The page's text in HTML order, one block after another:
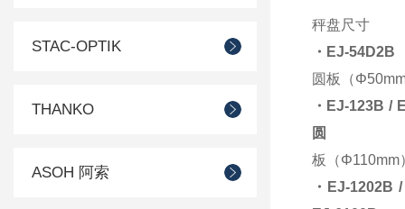
STAC-OPTIK
THANKO
ASOH 阿索
秤盘尺寸
・EJ-54D2B
圆板（
・EJ-123B /
圆
板（Φ110mm
・EJ-1202B